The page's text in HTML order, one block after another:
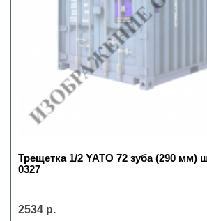
Трещетка 1/2 YATO 72 зуба (290 мм)
0327
2534 р.